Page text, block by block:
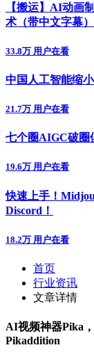
【搬运】AI动画
术（带中文字幕）
33.8万 用户在看
中国人工智能缩
21.7万 用户在看
七个圈AIGC破圈
19.6万 用户在看
快速上手！
Discord！
18.2万 用户在看
首页
行业资讯
文章详情
AI视频神器Pika
Pikaddition